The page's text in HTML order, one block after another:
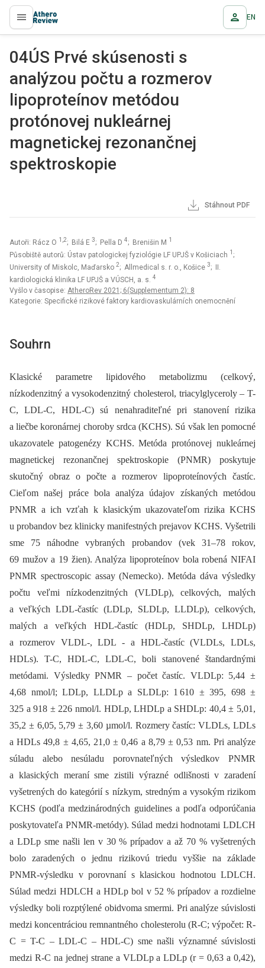
proLékaře.cz EN
04ÚS Prvé skúsenosti s
analýzou počtu a rozmerov
lipoproteínov metódou
protónovej nukleárnej
magnetickej rezonančnej
spektroskopie
Stáhnout PDF
Autoři: Rácz O 1,2; Bilá E 3; Pella D 4; Brenišin M 1
Působiště autorů: Ústav patologickej fyziológie LF UPJŠ v Košiciach 1 ;
University of Miskolc, Maďarsko 2; Allmedical s. r. o., Košice 3; II.
kardiologická klinika LF UPJŠ a VÚSCH, a. s. 4
Vyšlo v časopise: AtheroRev 2021; 6(Supplementum 2): 8
Kategorie: Specifické rizikové faktory kardiovaskulárních onemocnění
Souhrn
Klasické parametre lipidového metabolizmu (celkový,
nízkodenzitný a vysokodenzitný cholesterol, triacylglyceroly –⁠ T-
C, LDL-C, HDL-C) sú nenahraditeľné pri stanovení rizika
a liečbe koronárnej choroby srdca (KCHS). Sú však len pomocné
ukazovatele patogenézy KCHS. Metóda protónovej nukleárnej
magnetickej rezonančnej spektroskopie (PNMR) poskytuje
skutočný obraz o počte a rozmerov lipoproteínových častíc.
Cieľom našej práce bola analýza údajov získaných metódou
PNMR a ich vzťah k klasickým ukazovateľom rizika KCHS
u probandov bez klinicky manifestných prejavov KCHS. Vyšetrili
sme 75 náhodne vybraných probandov (vek 31–78 rokov,
69 mužov a 19 žien). Analýza lipoproteínov bola robená NIFAI
PNMR spectroscopic assay (Nemecko). Metóda dáva výsledky
počtu veľmi nízkodenzitných (VLDLp), celkových, malých
a veľkých LDL-častíc (LDLp, SLDLp, LLDLp), celkových,
malých a veľkých HDL-častíc (HDLp, SHDLp, LHDLp)
a rozmerov VLDL-, LDL -⁠ a HDL-častíc (VLDLs, LDLs,
HDLs). T-C, HDL-C, LDL-C, boli stanovené štandardnými
metódami. Výsledky PNMR –⁠ počet častíc. VLDLp: 5,44 ±
4,68 nmol/l; LDLp, LLDLp a SLDLp: 1 610 ± 395, 698 ±
325 a 918 ± 226 nmol/l. HDLp, LHDLp a SHDLp: 40,4 ± 5,01,
35,2 ± 6,05, 5,79 ± 3,60 µmol/l. Rozmery častíc: VLDLs, LDLs
a HDLs 49,8 ± 4,65, 21,0 ± 0,46 a 8,79 ± 0,53 nm. Pri analýze
súladu alebo nesúladu porovnateľných výsledkov PNMR
a klasických meraní sme zistili výrazné odlišnosti v zaradení
vyšetrených do kategórií s nízkym, stredným a vysokým rizikom
KCHS (podľa medzinárodných guidelines a podľa odporúčania
poskytovateľa PNMR-metódy). Súlad medzi hodnotami LDLCH
a LDLp sme našli len v 30 % prípadov a až 70 % vyšetrených
bolo zaradených o jednu rizikovú triedu vyššie na základe
PNMR-výsledku v porovnaní s klasickou hodnotou LDLCH.
Súlad medzi HDLCH a HDLp bol v 52 % prípadov a rozdielne
výsledky boli rozptýlené obidvoma smermi. Pri analýze súvislosti
medzi koncentráciou remnantného cholesterolu (R-C; výpočet: R-
C = T-C –⁠ LDL-C –⁠ HDL-C) sme našli významné súvislosti
medzi R-C na jednej strane a VLDLp a LDLp (r = 0,63 a 0,42),